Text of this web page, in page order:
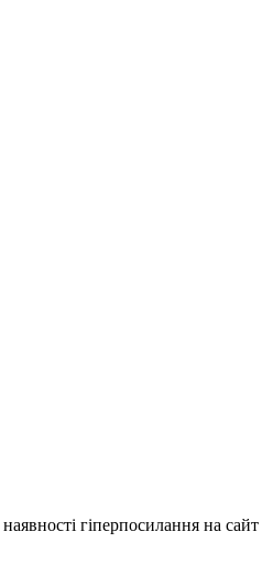
гіперпосилання на сайт